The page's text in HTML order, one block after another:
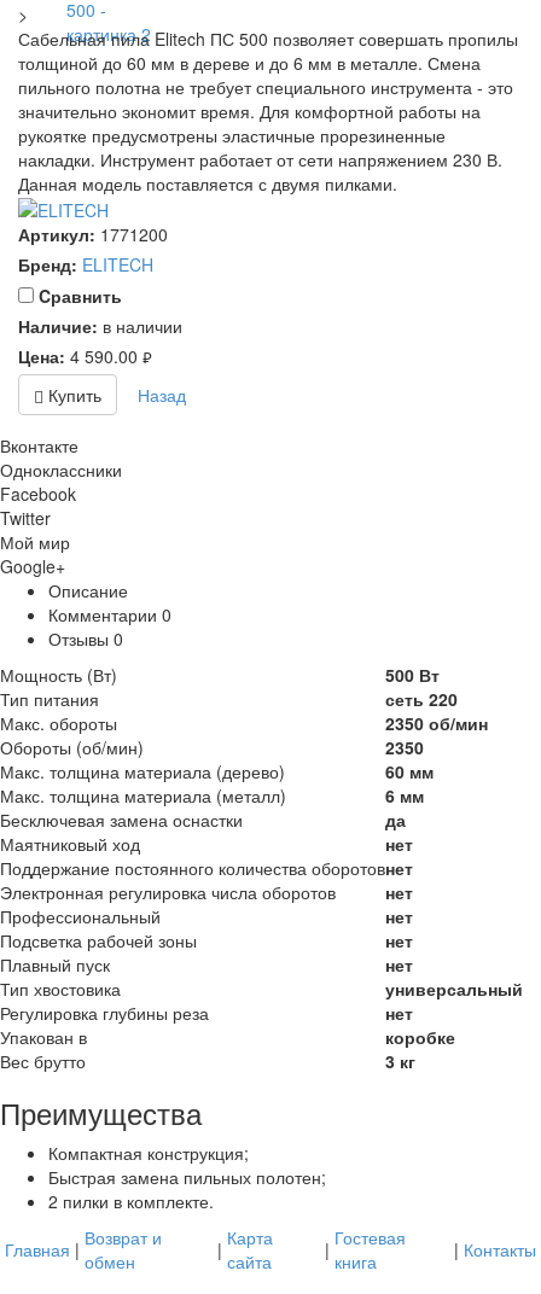
>
Сабельная пила Elitech ПС 500 позволяет совершать пропилы
толщиной до 60 мм в дереве и до 6 мм в металле. Смена
пильного полотна не требует специального инструмента - это
значительно экономит время. Для комфортной работы на
рукоятке предусмотрены эластичные прорезиненные
накладки. Инструмент работает от сети напряжением 230 В.
Данная модель поставляется с двумя пилками.
Артикул: 1771200
Бренд: ELITECH
Cравнить
Наличие: в наличии
Цена: 4 590.00 руб.
Купить Назад
Вконтакте
Одноклассники
Facebook
Twitter
Мой мир
Google+
Описание
Комментарии 0
Отзывы 0
Мощность (Вт)
500 Вт
Тип питания
сеть 220
Макс. обороты
2350 об/мин
Обороты (об/мин)
2350
Макс. толщина материала (дерево)
60 мм
Макс. толщина материала (металл)
6 мм
Бесключевая замена оснастки
да
Маятниковый ход
нет
Поддержание постоянного количества оборотовнет
Электронная регулировка числа оборотов
нет
Профессиональный
нет
Подсветка рабочей зоны
нет
Плавный пуск
нет
Тип хвостовика
универсальный
Регулировка глубины реза
нет
Упакован в
коробке
Вес брутто
3 кг
Преимущества
Компактная конструкция;
Быстрая замена пильных полотен;
2 пилки в комплекте.
Главная | Возврат и
обмен
| Карта
сайта
| Гостевая
книга
| Контакты